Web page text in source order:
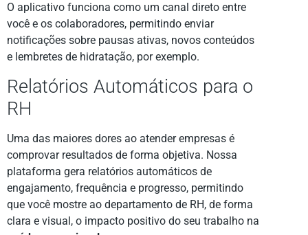
O aplicativo funciona como um canal direto entre
você e os colaboradores, permitindo enviar
notificações sobre pausas ativas, novos conteúdos
e lembretes de hidratação, por exemplo.
Relatórios Automáticos para o
RH
Uma das maiores dores ao atender empresas é
comprovar resultados de forma objetiva. Nossa
plataforma gera relatórios automáticos de
engajamento, frequência e progresso, permitindo
que você mostre ao departamento de RH, de forma
clara e visual, o impacto positivo do seu trabalho na